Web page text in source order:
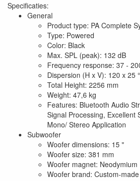
Specificaties:
General
Product type: PA Complete
Type: Powered
Color: Black
Max. SPL (peak): 132 dB
Frequency response: 37 -
Dispersion (H x V): 120 x 25 °
Total Height: 2256 mm
Weight: 47,6 kg
Features: Bluetooth Audio
Signal Processing, Excellent
Mono/ Stereo Application
Subwoofer
Woofer dimensions: 15 "
Woofer size: 381 mm
Woofer magnet: Neodymium
Woofer brand: Custom-made